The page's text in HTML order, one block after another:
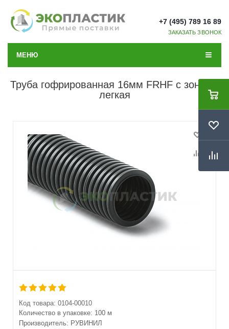
+7 (495) 789 16 89
ЗАКАЗАТЬ ЗВОНОК
МЕНЮ
Труба гофрированная 16мм FRHF с зондом
легкая
Код товара: 0104-00010
Количество в упаковке: 100 м
Производитель: РУВИНИЛ